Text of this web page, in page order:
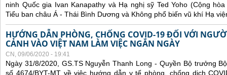
ninh Quốc gia Ivan Kanapathy và Hạ nghị sỹ Ted Yoho (Cộng
Tiểu ban châu Á - Thái Bình Dương và Không phổ biến vũ khí Hạ
HƯỚNG DẪN PHÒNG, CHỐNG COVID-19 ĐỐI VỚI
CẢNH VÀO VIỆT NAM LÀM VIỆC NGẮN NGÀY
CN, 09/06/2020 - 19:41
Ngày 31/8/2020, GS.TS Nguyễn Thanh Long - Quyền Bộ trưởng
số 4674/BYT-MT về việc hướng dẫn y tế phòng, chống dịch